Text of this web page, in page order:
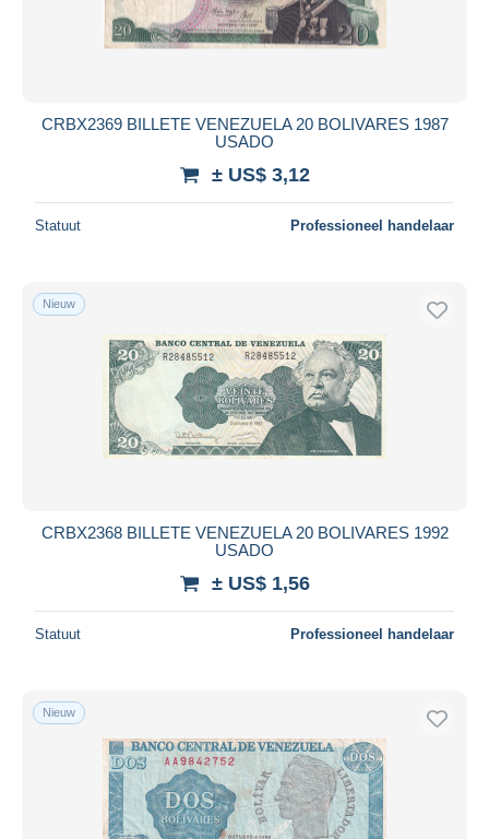
CRBX2369 BILLETE VENEZUELA 20 BOLIVARES 1987
USADO
± US$ 3,12
Statuut Professioneel handelaar
Nieuw
CRBX2368 BILLETE VENEZUELA 20 BOLIVARES 1992
USADO
± US$ 1,56
Statuut Professioneel handelaar
Nieuw